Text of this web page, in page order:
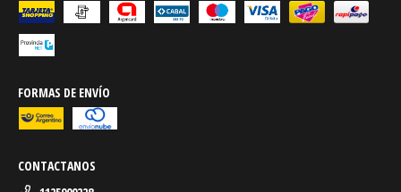
FORMAS DE ENVÍO
CONTACTANOS